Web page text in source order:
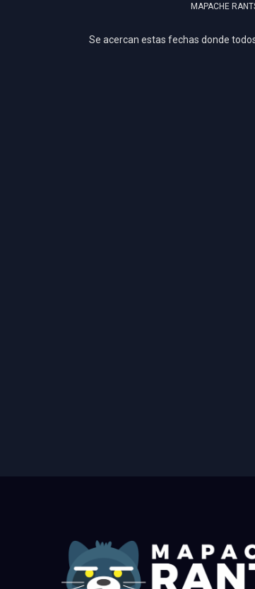
MAPACHE
Se acercan estas fechas donde